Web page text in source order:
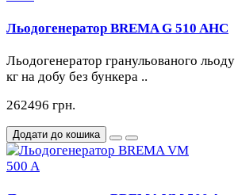
Льодогенератор BREMA G 510 AHC
Льодогенератор гранульованого
кг на добу без бункера ..
262496 грн.
Додати до кошика